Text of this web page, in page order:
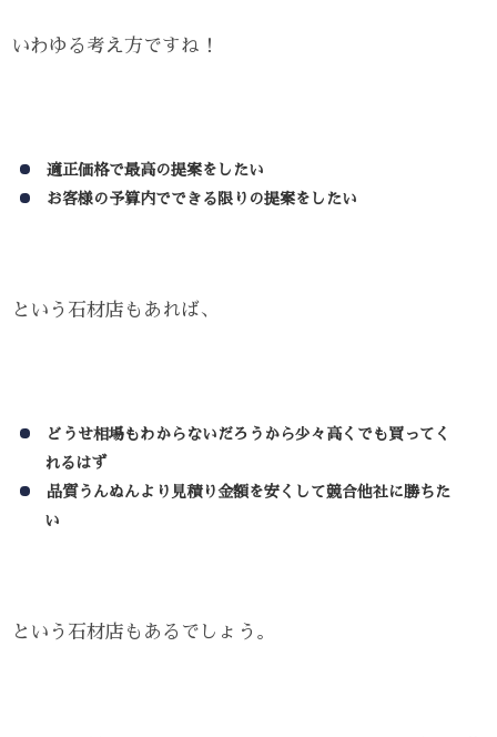
いわゆる考え方ですね！
適正価格で最高の提案をしたい
お客様の予算内でできる限りの提案をしたい
という石材店もあれば、
どうせ相場もわからないだろうから少々高くでも買ってく
れるはず
品質うんぬんより見積り金額を安くして競合他社に勝ちた
い
という石材店もあるでしょう。